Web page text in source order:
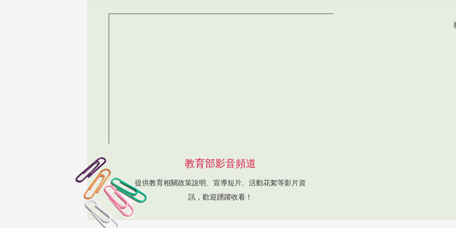
教育部影音頻道
提供教育相關政策說明、宣導短片、活動花絮等影片資
訊，歡迎踴躍收看！